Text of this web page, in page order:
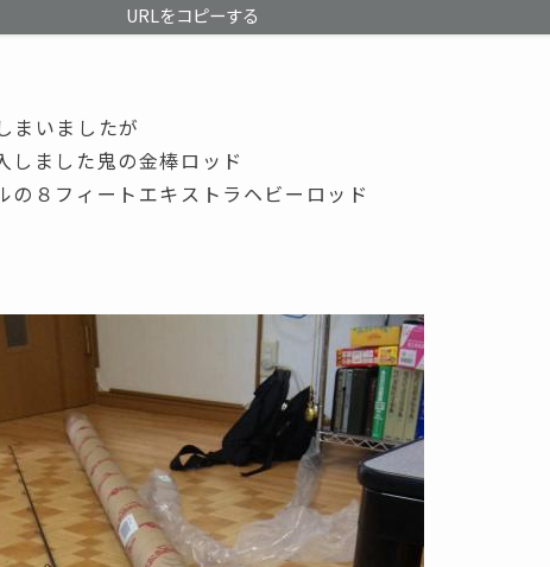
URLをコピーする
まいましたが
しました鬼の金棒ロッド
の８フィートエキストラヘビーロッド